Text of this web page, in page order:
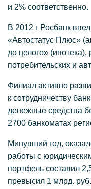
и 2% соответственно.
В 2012 г Росбанк
«Автостатус Плюс»
до целого»
потребительских и
Филиал активно
к сотрудничеству
денежные средства
2700 банкоматах
Минувший год,
работы с
портфель составил
превысил 1 млрд.